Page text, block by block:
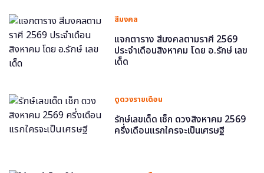
สีมงคล
แจกตาราง สีมงคลตามราศี 2569
ประจำเดือนสิงหาคม โดย อ.รักษ์ เลข
เด็ด
ดูดวงรายเดือน
รักษ์เลขเด็ด เช็ก ดวงสิงหาคม 2569
ครึ่งเดือนแรกใครจะเป็นเศรษฐี